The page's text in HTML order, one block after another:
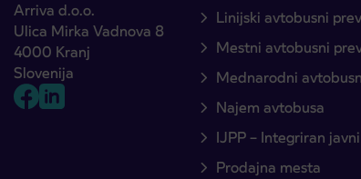
Arriva d.o.o.
Ulica Mirka Vadnova 8
4000 Kranj
Slovenija
Linijski avtobusni
Mestni avtobusni
Mednarodni
Najem avtobusa
IJPP – Integriran
Prodajna mesta